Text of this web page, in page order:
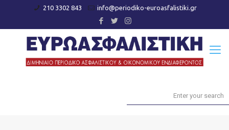
210 3302 843 info@periodiko-euroasfalistiki.gr